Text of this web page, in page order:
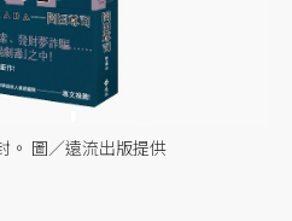
。 圖／遠流出版提供